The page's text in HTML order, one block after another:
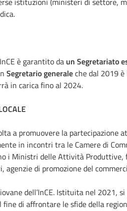
è garantito da un Segretariato
Segretario generaleche dal 2019 è
in carica fino al 2024.
a promuovere la partecipazione
in incontri tra le Camere di
i Ministri delle Attività
di promozione del
dell’InCE. Istituita nel 2021,
di affrontare le sfide della